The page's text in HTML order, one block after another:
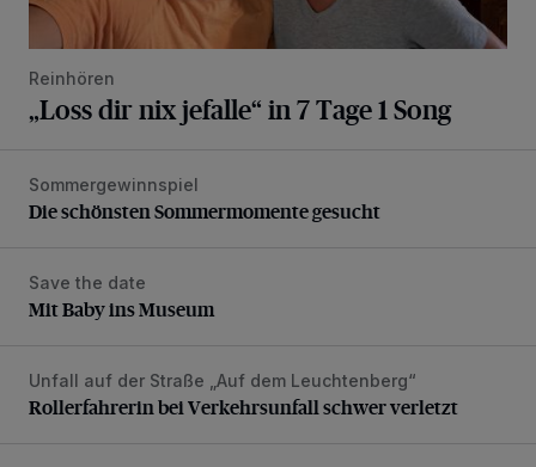
Reinhören
„Loss dir nix jefalle“ in 7 Tage 1 Song
Die schönsten Sommermomente gesucht
Sommergewinnspiel
Die schönsten Sommermomente gesucht
Mit Baby ins Museum
Save the date
Mit Baby ins Museum
Rollerfahrerin bei Verkehrsunfall schwer verletzt
Unfall auf der Straße „Auf dem Leuchtenberg“
Rollerfahrerin bei Verkehrsunfall schwer verletzt